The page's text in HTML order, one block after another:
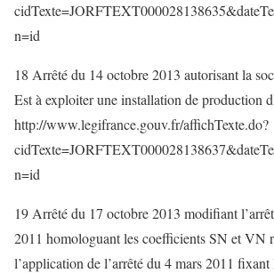
n=id
18 Arrêté du 14 octobre 2013 autorisant la
Est à exploiter une installation de production
http://www.legifrance.gouv.fr/affichTexte.do?
n=id
19 Arrêté du 17 octobre 2013 modifiant
2011 homologuant les coefficients SN et VN
l’application de l’arrêté du 4 mars 2011